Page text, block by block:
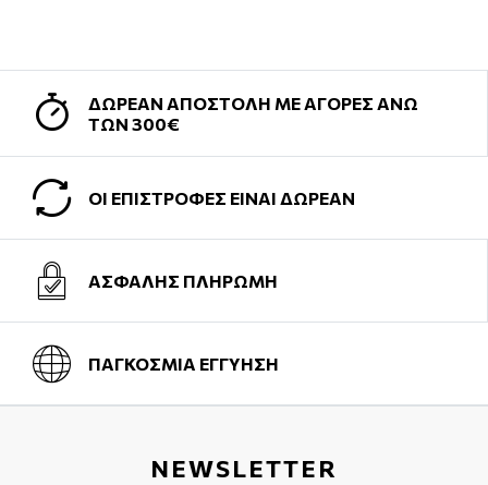
ΔΩΡΕΑΝ ΑΠΟΣΤΟΛΗ ΜΕ ΑΓΟΡΕΣ ΑΝΩ
ΤΩΝ 300€
ΟΙ ΕΠΙΣΤΡΟΦΕΣ ΕΙΝΑΙ ΔΩΡΕΑΝ
ΑΣΦΑΛΗΣ ΠΛΗΡΩΜΗ
ΠΑΓΚΟΣΜΙΑ ΕΓΓΥΗΣΗ
NEWSLETTER